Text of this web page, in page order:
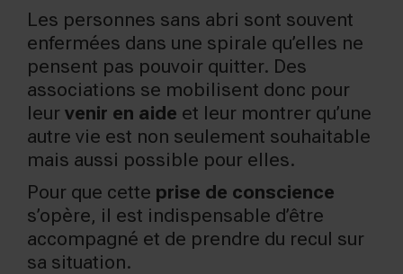
Les personnes sans abri sont souvent
enfermées dans une spirale qu’elles ne
pensent pas pouvoir quitter. Des
associations se mobilisent donc pour
leur venir en aide et leur montrer qu’une
autre vie est non seulement souhaitable
mais aussi possible pour elles.
Pour que cette prise de conscience
s’opère, il est indispensable d’être
accompagné et de prendre du recul sur
sa situation.